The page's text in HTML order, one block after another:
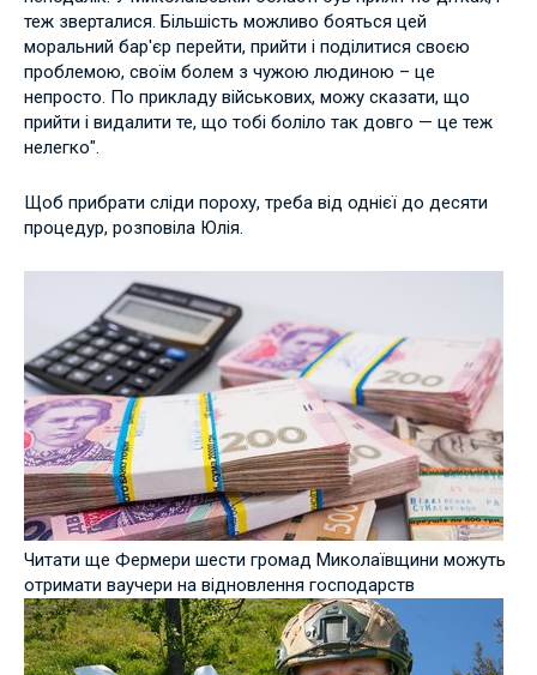
теж зверталися. Більшість можливо бояться цей
моральний бар'єр перейти, прийти і поділитися своєю
проблемою, своїм болем з чужою людиною – це
непросто. По прикладу військових, можу сказати, що
прийти і видалити те, що тобі боліло так довго — це теж
нелегко".
Щоб прибрати сліди пороху, треба від однієї до десяти
процедур, розповіла Юлія.
Читати ще Фермери шести громад Миколаївщини можуть
отримати ваучери на відновлення господарств